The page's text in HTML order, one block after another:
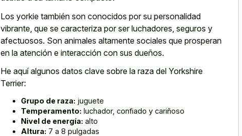
Los yorkie también son conocidos por su personalidad
vibrante, que se caracteriza por ser luchadores, seguros y
afectuosos. Son animales altamente sociales que prosperan
en la atención e interacción con sus dueños.
He aquí algunos datos clave sobre la raza del Yorkshire
Terrier:
Grupo de raza: juguete
Temperamento: luchador, confiado y cariñoso
Nivel de energía: alto
Altura: 7 a 8 pulgadas